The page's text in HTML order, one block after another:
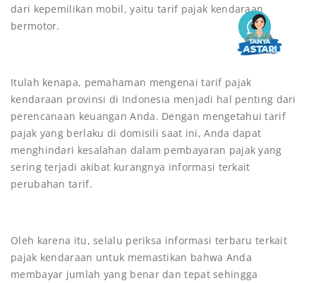
dari kepemilikan mobil, yaitu tarif pajak kendaraan
bermotor.
Itulah kenapa, pemahaman mengenai tarif pajak
kendaraan provinsi di Indonesia menjadi hal penting dari
perencanaan keuangan Anda. Dengan mengetahui tarif
pajak yang berlaku di domisili saat ini, Anda dapat
menghindari kesalahan dalam pembayaran pajak yang
sering terjadi akibat kurangnya informasi terkait
perubahan tarif.
Oleh karena itu, selalu periksa informasi terbaru terkait
pajak kendaraan untuk memastikan bahwa Anda
membayar jumlah yang benar dan tepat sehingga